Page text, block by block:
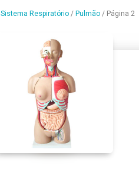
Sistema Respiratório/ Pulmão/ Página 2